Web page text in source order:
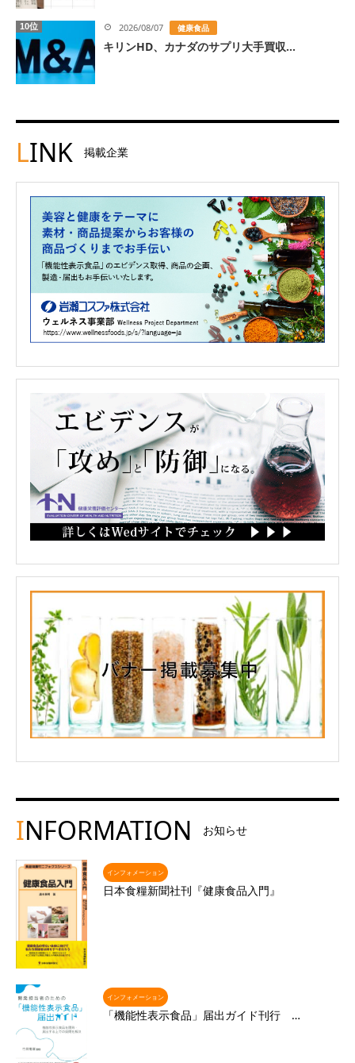
10位 2026/08/07 健康食品
キリンHD、カナダのサプリ大手買収...
LINK 掲載企業
INFORMATION お知らせ
インフォメーション
日本食糧新聞社刊『健康食品入門』
インフォメーション
「機能性表示食品」届出ガイド刊行 …